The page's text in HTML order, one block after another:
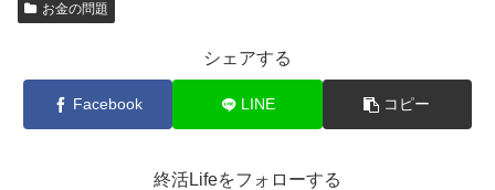
お金の問題
シェアする
Facebook LINE コピー
終活Lifeをフォローする